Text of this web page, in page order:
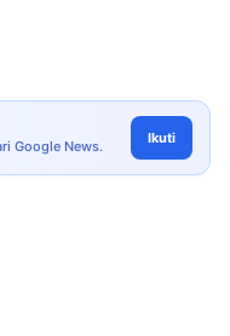
Google News. Ikuti